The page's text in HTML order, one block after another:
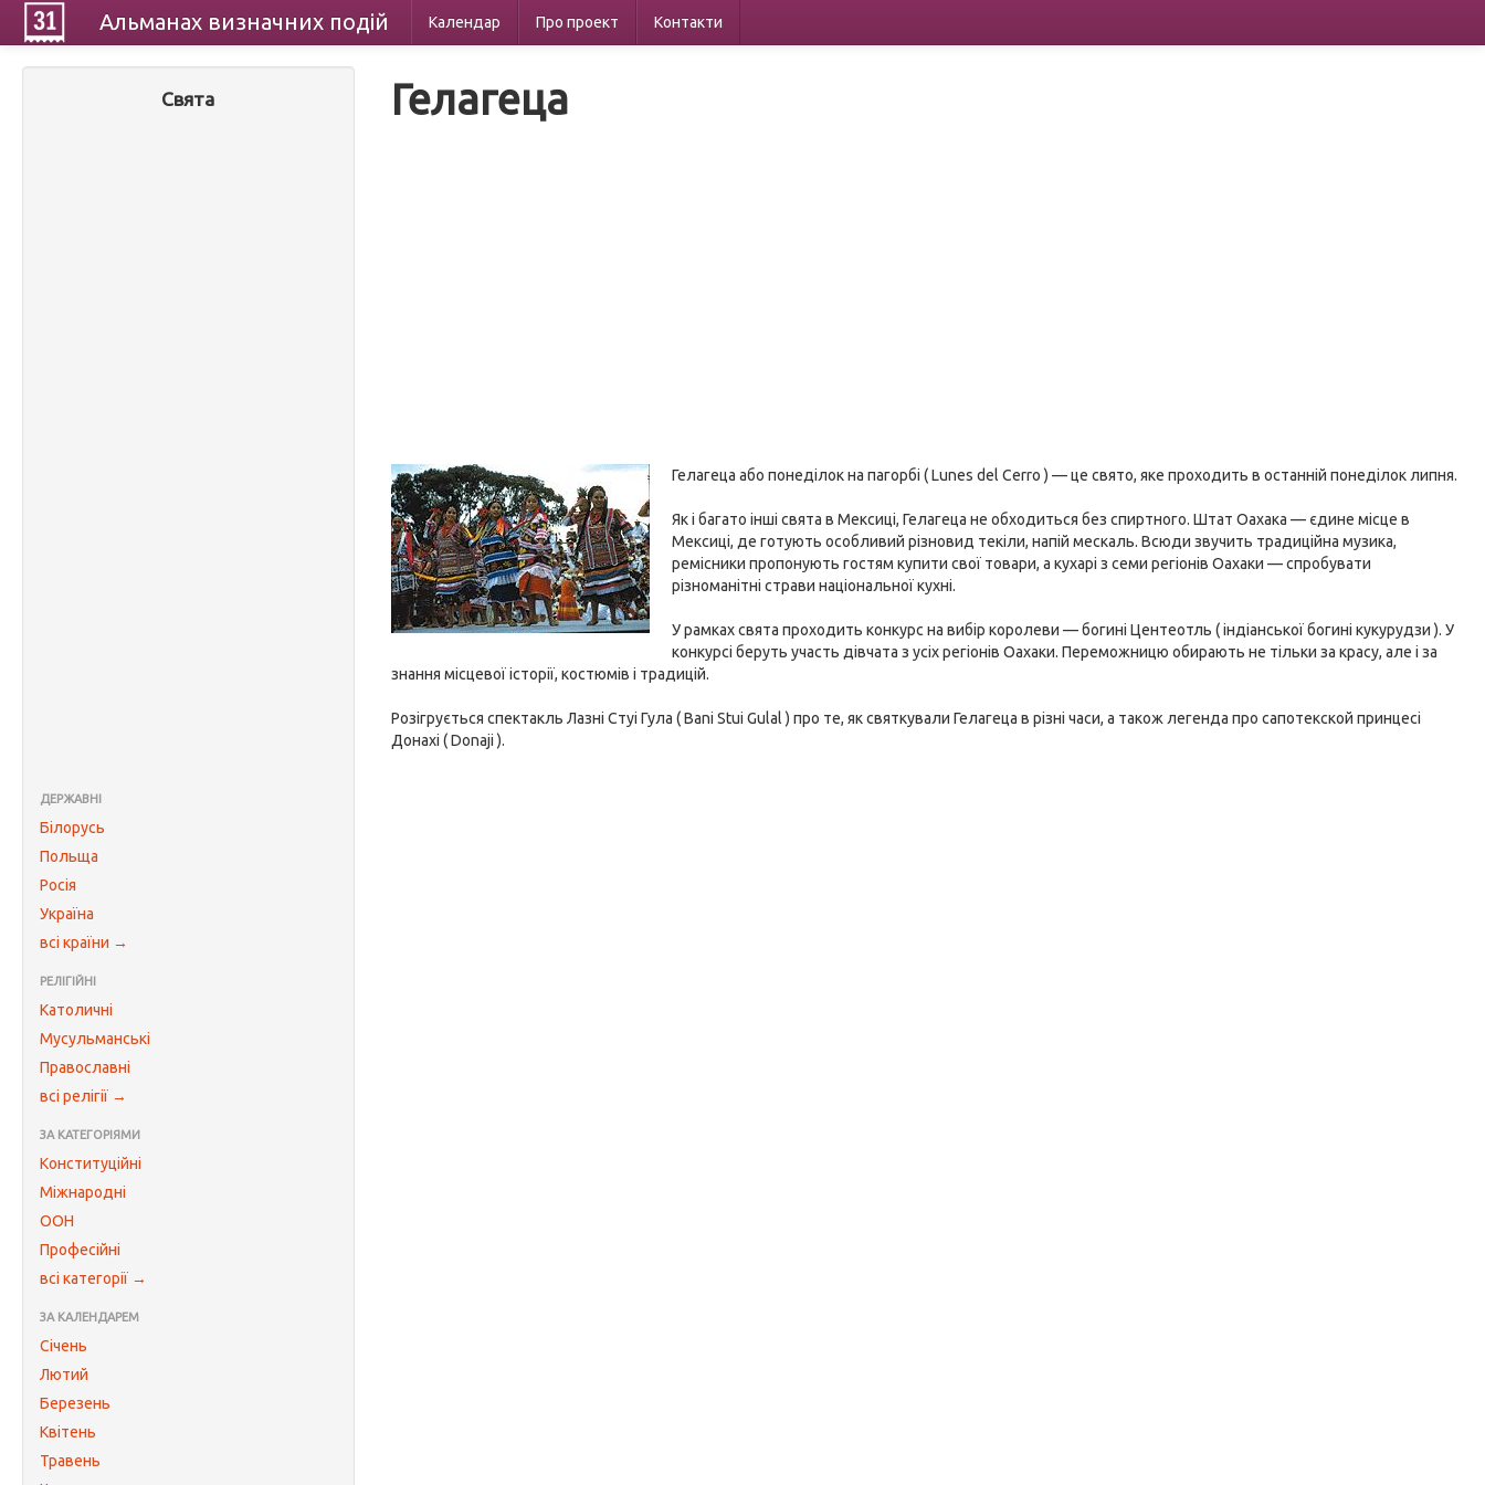
Альманах визначних подій Календар Про проект Контакти
Свята
ДЕРЖАВНІ
Білорусь
Польща
Росія
Україна
всі країни →
РЕЛІГІЙНІ
Католичні
Мусульманські
Православні
всі релігії →
ЗА КАТЕГОРІЯМИ
Конституційні
Міжнародні
ООН
Професійні
всі категорії →
ЗА КАЛЕНДАРЕМ
Січень
Лютий
Березень
Квітень
Травень
Гелагеца
Гелагеца або понеділок на пагорбі ( Lunes del Cerro ) — це свято, яке проходить в останній понеділок липня.
Як і багато інші свята в Мексиці, Гелагеца не обходиться без спиртного. Штат Оахака — єдине місце в
Мексиці, де готують особливий різновид текіли, напій мескаль. Всюди звучить традиційна музика,
ремісники пропонують гостям купити свої товари, а кухарі з семи регіонів Оахаки — спробувати
різноманітні страви національної кухні.
У рамках свята проходить конкурс на вибір королеви — богині Центеотль ( індіанської богині кукурудзи ). У
конкурсі беруть участь дівчата з усіх регіонів Оахаки. Переможницю обирають не тільки за красу, але і за
знання місцевої історії, костюмів і традицій.
Розігрується спектакль Лазні Стуі Гула ( Bani Stui Gulal ) про те, як святкували Гелагеца в різні часи, а також легенда про сапотекской принцесі
Донахі ( Donaji ).